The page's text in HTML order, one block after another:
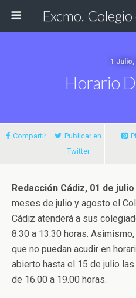
1 Julio,
Horario
Compartir
Publicar en
Twitter
Redacción Cádiz, 01 de
meses de julio y agosto el
Cádiz atenderá a sus
8.30 a 13.30 horas.
que no puedan acudir en
abierto hasta el 15 de julio
de 16.00 a 19.00 horas.